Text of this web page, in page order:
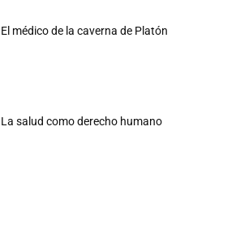
El médico de la caverna de Platón
La salud como derecho humano